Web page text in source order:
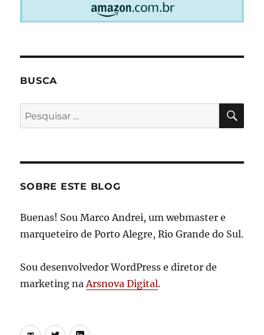
BUSCA
Pesquisar
por:
SOBRE ESTE BLOG
Buenas! Sou Marco Andrei, um webmaster e
marqueteiro de Porto Alegre, Rio Grande do Sul.
Sou desenvolvedor WordPress e diretor de
marketing naArsnova Digital.